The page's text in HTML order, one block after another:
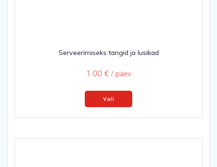
Serveerimiseks tangid ja lusikad
1.00 € / päev
Vali
This
multiple
The